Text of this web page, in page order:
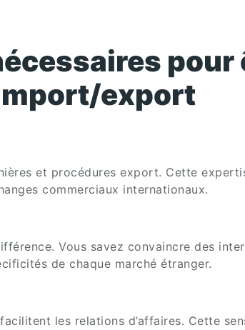
pour
export
et procédures export. Cette
commerciaux internationaux.
Vous savez convaincre des
de chaque marché étranger.
les relations d’affaires. Cette